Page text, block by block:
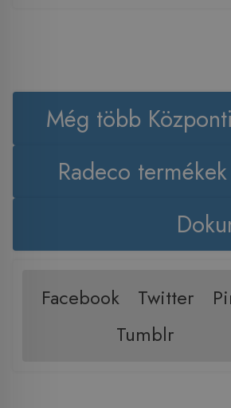
Még több
Radeco termékek
Facebook Twitter
Tumblr